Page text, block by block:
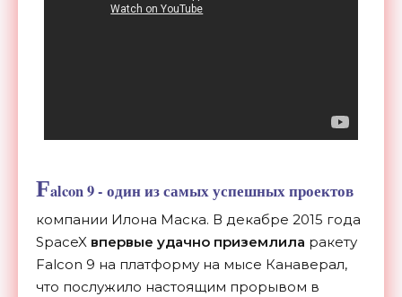
Falcon 9- один из самых успешных проектов
компании Илона Маска. В декабре 2015 года
SpaceX впервые удачно приземлила ракету
Falcon 9 на платформу на мысе Канаверал,
что послужило настоящим прорывом в